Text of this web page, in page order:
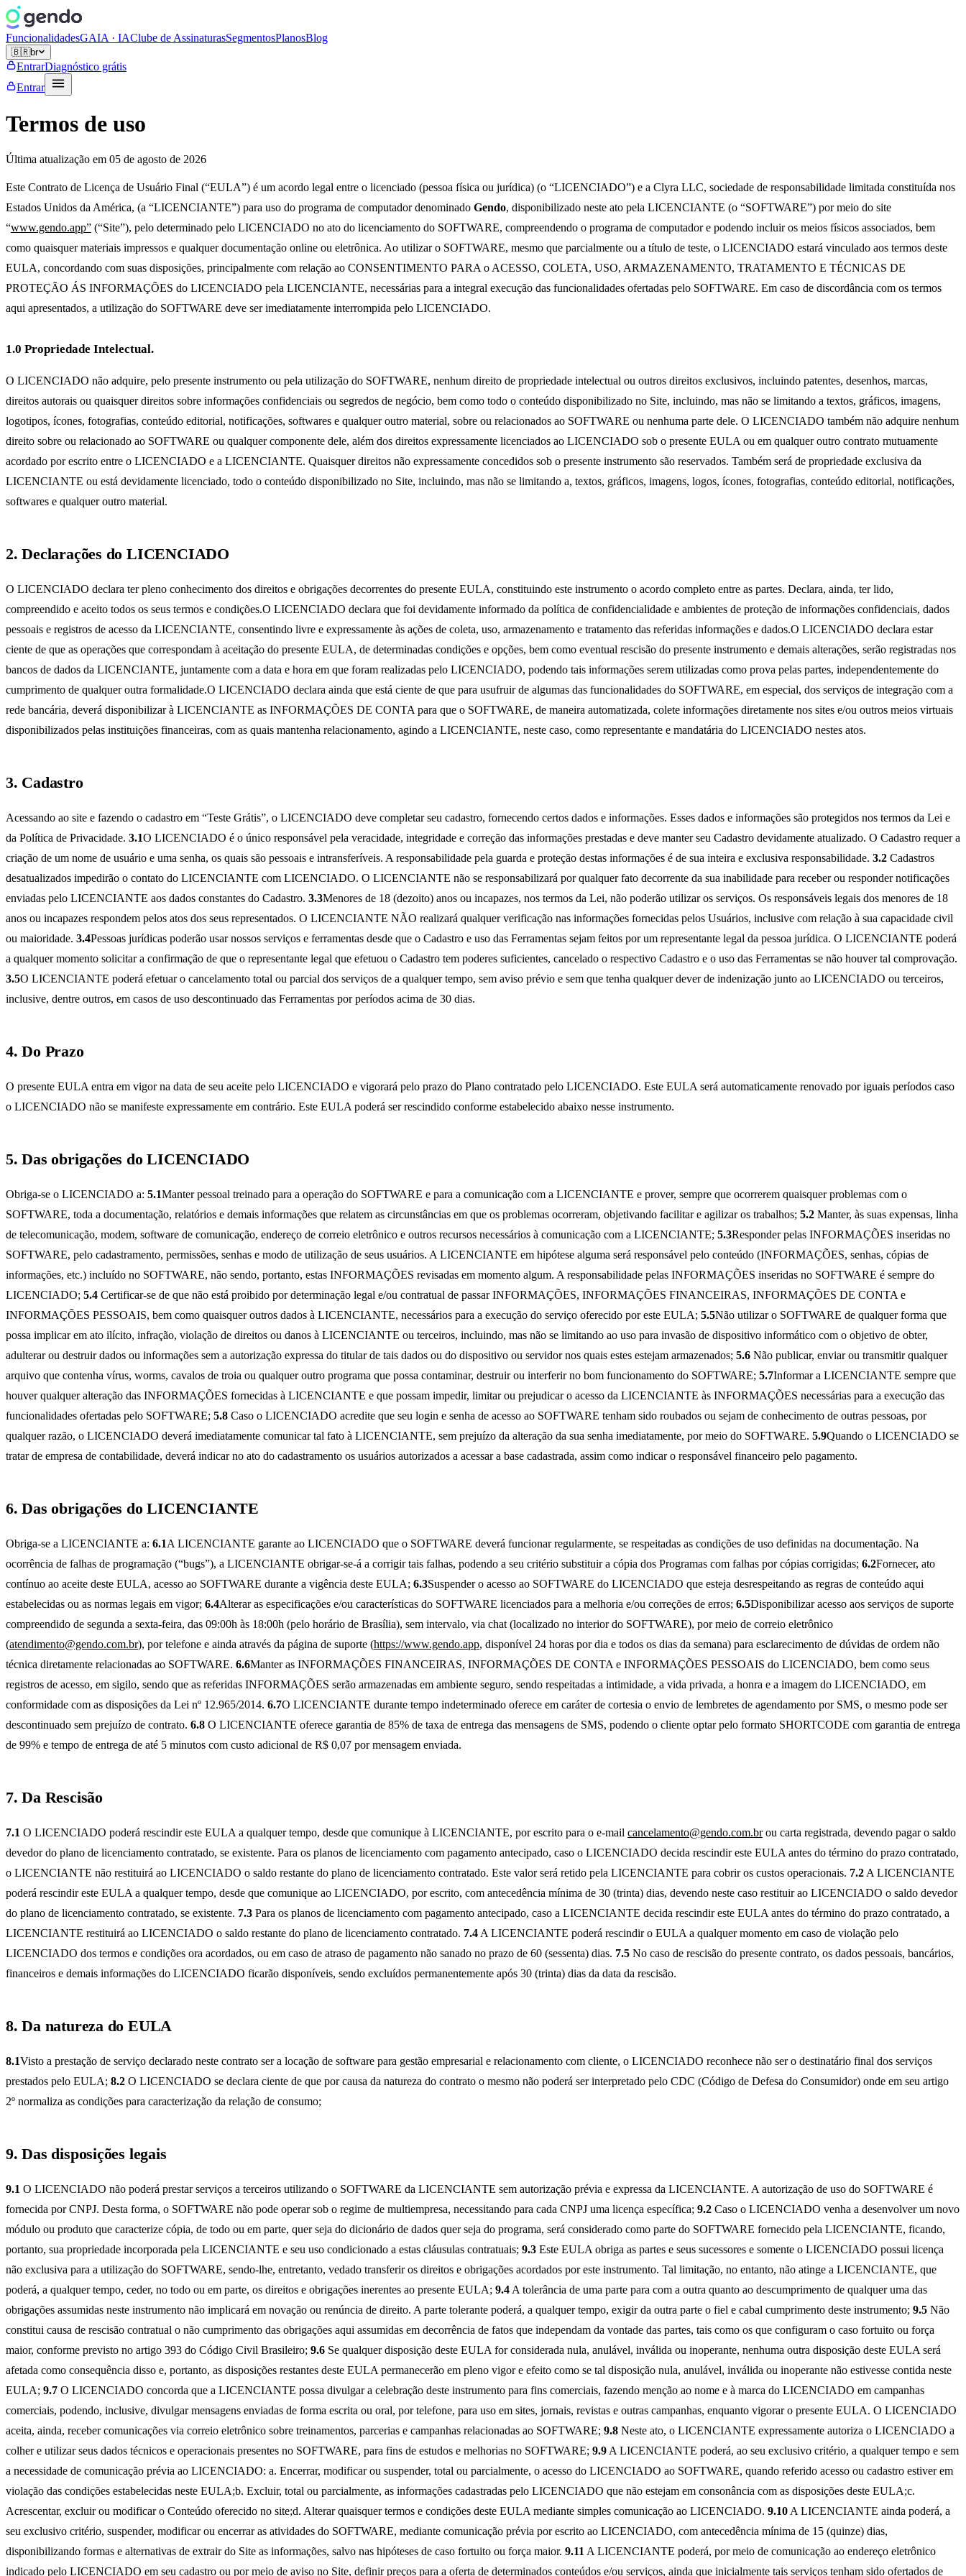
FuncionalidadesGAIA · IAClube de AssinaturasSegmentosPlanosBlog
🇧🇷br
EntrarDiagnóstico grátis
Entrar
Termos de uso
Última atualização em 05 de agosto de 2026
Este Contrato de Licença de Usuário Final (“EULA”) é um acordo legal entre o licenciado (pessoa física ou jurídica) (o “LICENCIADO”) e a Clyra LLC, sociedade de responsabilidade limitada constituída nos
Estados Unidos da América, (a “LICENCIANTE”) para uso do programa de computador denominado Gendo, disponibilizado neste ato pela LICENCIANTE (o “SOFTWARE”) por meio do site
“www.gendo.app” (“Site”), pelo determinado pelo LICENCIADO no ato do licenciamento do SOFTWARE, compreendendo o programa de computador e podendo incluir os meios físicos associados, bem
como quaisquer materiais impressos e qualquer documentação online ou eletrônica. Ao utilizar o SOFTWARE, mesmo que parcialmente ou a título de teste, o LICENCIADO estará vinculado aos termos deste
EULA, concordando com suas disposições, principalmente com relação ao CONSENTIMENTO PARA o ACESSO, COLETA, USO, ARMAZENAMENTO, TRATAMENTO E TÉCNICAS DE
PROTEÇÃO ÁS INFORMAÇÕES do LICENCIADO pela LICENCIANTE, necessárias para a integral execução das funcionalidades ofertadas pelo SOFTWARE. Em caso de discordância com os termos
aqui apresentados, a utilização do SOFTWARE deve ser imediatamente interrompida pelo LICENCIADO.
1.0 Propriedade Intelectual.
O LICENCIADO não adquire, pelo presente instrumento ou pela utilização do SOFTWARE, nenhum direito de propriedade intelectual ou outros direitos exclusivos, incluindo patentes, desenhos, marcas,
direitos autorais ou quaisquer direitos sobre informações confidenciais ou segredos de negócio, bem como todo o conteúdo disponibilizado no Site, incluindo, mas não se limitando a textos, gráficos, imagens,
logotipos, ícones, fotografias, conteúdo editorial, notificações, softwares e qualquer outro material, sobre ou relacionados ao SOFTWARE ou nenhuma parte dele. O LICENCIADO também não adquire nenhum
direito sobre ou relacionado ao SOFTWARE ou qualquer componente dele, além dos direitos expressamente licenciados ao LICENCIADO sob o presente EULA ou em qualquer outro contrato mutuamente
acordado por escrito entre o LICENCIADO e a LICENCIANTE. Quaisquer direitos não expressamente concedidos sob o presente instrumento são reservados. Também será de propriedade exclusiva da
LICENCIANTE ou está devidamente licenciado, todo o conteúdo disponibilizado no Site, incluindo, mas não se limitando a, textos, gráficos, imagens, logos, ícones, fotografias, conteúdo editorial, notificações,
softwares e qualquer outro material.
2. Declarações do LICENCIADO
O LICENCIADO declara ter pleno conhecimento dos direitos e obrigações decorrentes do presente EULA, constituindo este instrumento o acordo completo entre as partes. Declara, ainda, ter lido,
compreendido e aceito todos os seus termos e condições.O LICENCIADO declara que foi devidamente informado da política de confidencialidade e ambientes de proteção de informações confidenciais, dados
pessoais e registros de acesso da LICENCIANTE, consentindo livre e expressamente às ações de coleta, uso, armazenamento e tratamento das referidas informações e dados.O LICENCIADO declara estar
ciente de que as operações que correspondam à aceitação do presente EULA, de determinadas condições e opções, bem como eventual rescisão do presente instrumento e demais alterações, serão registradas nos
bancos de dados da LICENCIANTE, juntamente com a data e hora em que foram realizadas pelo LICENCIADO, podendo tais informações serem utilizadas como prova pelas partes, independentemente do
cumprimento de qualquer outra formalidade.O LICENCIADO declara ainda que está ciente de que para usufruir de algumas das funcionalidades do SOFTWARE, em especial, dos serviços de integração com a
rede bancária, deverá disponibilizar à LICENCIANTE as INFORMAÇÕES DE CONTA para que o SOFTWARE, de maneira automatizada, colete informações diretamente nos sites e/ou outros meios virtuais
disponibilizados pelas instituições financeiras, com as quais mantenha relacionamento, agindo a LICENCIANTE, neste caso, como representante e mandatária do LICENCIADO nestes atos.
3. Cadastro
Acessando ao site e fazendo o cadastro em “Teste Grátis”, o LICENCIADO deve completar seu cadastro, fornecendo certos dados e informações. Esses dados e informações são protegidos nos termos da Lei e
da Política de Privacidade. 3.1O LICENCIADO é o único responsável pela veracidade, integridade e correção das informações prestadas e deve manter seu Cadastro devidamente atualizado. O Cadastro requer a
criação de um nome de usuário e uma senha, os quais são pessoais e intransferíveis. A responsabilidade pela guarda e proteção destas informações é de sua inteira e exclusiva responsabilidade. 3.2 Cadastros
desatualizados impedirão o contato do LICENCIANTE com LICENCIADO. O LICENCIANTE não se responsabilizará por qualquer fato decorrente da sua inabilidade para receber ou responder notificações
enviadas pelo LICENCIANTE aos dados constantes do Cadastro. 3.3Menores de 18 (dezoito) anos ou incapazes, nos termos da Lei, não poderão utilizar os serviços. Os responsáveis legais dos menores de 18
anos ou incapazes respondem pelos atos dos seus representados. O LICENCIANTE NÃO realizará qualquer verificação nas informações fornecidas pelos Usuários, inclusive com relação à sua capacidade civil
ou maioridade. 3.4Pessoas jurídicas poderão usar nossos serviços e ferramentas desde que o Cadastro e uso das Ferramentas sejam feitos por um representante legal da pessoa jurídica. O LICENCIANTE poderá
a qualquer momento solicitar a confirmação de que o representante legal que efetuou o Cadastro tem poderes suficientes, cancelado o respectivo Cadastro e o uso das Ferramentas se não houver tal comprovação.
3.5O LICENCIANTE poderá efetuar o cancelamento total ou parcial dos serviços de a qualquer tempo, sem aviso prévio e sem que tenha qualquer dever de indenização junto ao LICENCIADO ou terceiros,
inclusive, dentre outros, em casos de uso descontinuado das Ferramentas por períodos acima de 30 dias.
4. Do Prazo
O presente EULA entra em vigor na data de seu aceite pelo LICENCIADO e vigorará pelo prazo do Plano contratado pelo LICENCIADO. Este EULA será automaticamente renovado por iguais períodos caso
o LICENCIADO não se manifeste expressamente em contrário. Este EULA poderá ser rescindido conforme estabelecido abaixo nesse instrumento.
5. Das obrigações do LICENCIADO
Obriga-se o LICENCIADO a: 5.1Manter pessoal treinado para a operação do SOFTWARE e para a comunicação com a LICENCIANTE e prover, sempre que ocorrerem quaisquer problemas com o
SOFTWARE, toda a documentação, relatórios e demais informações que relatem as circunstâncias em que os problemas ocorreram, objetivando facilitar e agilizar os trabalhos; 5.2 Manter, às suas expensas, linha
de telecomunicação, modem, software de comunicação, endereço de correio eletrônico e outros recursos necessários à comunicação com a LICENCIANTE; 5.3Responder pelas INFORMAÇÕES inseridas no
SOFTWARE, pelo cadastramento, permissões, senhas e modo de utilização de seus usuários. A LICENCIANTE em hipótese alguma será responsável pelo conteúdo (INFORMAÇÕES, senhas, cópias de
informações, etc.) incluído no SOFTWARE, não sendo, portanto, estas INFORMAÇÕES revisadas em momento algum. A responsabilidade pelas INFORMAÇÕES inseridas no SOFTWARE é sempre do
LICENCIADO; 5.4 Certificar-se de que não está proibido por determinação legal e/ou contratual de passar INFORMAÇÕES, INFORMAÇÕES FINANCEIRAS, INFORMAÇÕES DE CONTA e
INFORMAÇÕES PESSOAIS, bem como quaisquer outros dados à LICENCIANTE, necessários para a execução do serviço oferecido por este EULA; 5.5Não utilizar o SOFTWARE de qualquer forma que
possa implicar em ato ilícito, infração, violação de direitos ou danos à LICENCIANTE ou terceiros, incluindo, mas não se limitando ao uso para invasão de dispositivo informático com o objetivo de obter,
adulterar ou destruir dados ou informações sem a autorização expressa do titular de tais dados ou do dispositivo ou servidor nos quais estes estejam armazenados; 5.6 Não publicar, enviar ou transmitir qualquer
arquivo que contenha vírus, worms, cavalos de troia ou qualquer outro programa que possa contaminar, destruir ou interferir no bom funcionamento do SOFTWARE; 5.7Informar a LICENCIANTE sempre que
houver qualquer alteração das INFORMAÇÕES fornecidas à LICENCIANTE e que possam impedir, limitar ou prejudicar o acesso da LICENCIANTE às INFORMAÇÕES necessárias para a execução das
funcionalidades ofertadas pelo SOFTWARE; 5.8 Caso o LICENCIADO acredite que seu login e senha de acesso ao SOFTWARE tenham sido roubados ou sejam de conhecimento de outras pessoas, por
qualquer razão, o LICENCIADO deverá imediatamente comunicar tal fato à LICENCIANTE, sem prejuízo da alteração da sua senha imediatamente, por meio do SOFTWARE. 5.9Quando o LICENCIADO se
tratar de empresa de contabilidade, deverá indicar no ato do cadastramento os usuários autorizados a acessar a base cadastrada, assim como indicar o responsável financeiro pelo pagamento.
6. Das obrigações do LICENCIANTE
Obriga-se a LICENCIANTE a: 6.1A LICENCIANTE garante ao LICENCIADO que o SOFTWARE deverá funcionar regularmente, se respeitadas as condições de uso definidas na documentação. Na
ocorrência de falhas de programação (“bugs”), a LICENCIANTE obrigar-se-á a corrigir tais falhas, podendo a seu critério substituir a cópia dos Programas com falhas por cópias corrigidas; 6.2Fornecer, ato
contínuo ao aceite deste EULA, acesso ao SOFTWARE durante a vigência deste EULA; 6.3Suspender o acesso ao SOFTWARE do LICENCIADO que esteja desrespeitando as regras de conteúdo aqui
estabelecidas ou as normas legais em vigor; 6.4Alterar as especificações e/ou características do SOFTWARE licenciados para a melhoria e/ou correções de erros; 6.5Disponibilizar acesso aos serviços de suporte
compreendido de segunda a sexta-feira, das 09:00h às 18:00h (pelo horário de Brasília), sem intervalo, via chat (localizado no interior do SOFTWARE), por meio de correio eletrônico
(atendimento@gendo.com.br), por telefone e ainda através da página de suporte (https://www.gendo.app, disponível 24 horas por dia e todos os dias da semana) para esclarecimento de dúvidas de ordem não
técnica diretamente relacionadas ao SOFTWARE. 6.6Manter as INFORMAÇÕES FINANCEIRAS, INFORMAÇÕES DE CONTA e INFORMAÇÕES PESSOAIS do LICENCIADO, bem como seus
registros de acesso, em sigilo, sendo que as referidas INFORMAÇÕES serão armazenadas em ambiente seguro, sendo respeitadas a intimidade, a vida privada, a honra e a imagem do LICENCIADO, em
conformidade com as disposições da Lei nº 12.965/2014. 6.7O LICENCIANTE durante tempo indeterminado oferece em caráter de cortesia o envio de lembretes de agendamento por SMS, o mesmo pode ser
descontinuado sem prejuízo de contrato. 6.8 O LICENCIANTE oferece garantia de 85% de taxa de entrega das mensagens de SMS, podendo o cliente optar pelo formato SHORTCODE com garantia de entrega
de 99% e tempo de entrega de até 5 minutos com custo adicional de R$ 0,07 por mensagem enviada.
7. Da Rescisão
7.1 O LICENCIADO poderá rescindir este EULA a qualquer tempo, desde que comunique à LICENCIANTE, por escrito para o e-mail cancelamento@gendo.com.brou carta registrada, devendo pagar o saldo
devedor do plano de licenciamento contratado, se existente. Para os planos de licenciamento com pagamento antecipado, caso o LICENCIADO decida rescindir este EULA antes do término do prazo contratado,
o LICENCIANTE não restituirá ao LICENCIADO o saldo restante do plano de licenciamento contratado. Este valor será retido pela LICENCIANTE para cobrir os custos operacionais. 7.2 A LICENCIANTE
poderá rescindir este EULA a qualquer tempo, desde que comunique ao LICENCIADO, por escrito, com antecedência mínima de 30 (trinta) dias, devendo neste caso restituir ao LICENCIADO o saldo devedor
do plano de licenciamento contratado, se existente. 7.3 Para os planos de licenciamento com pagamento antecipado, caso a LICENCIANTE decida rescindir este EULA antes do término do prazo contratado, a
LICENCIANTE restituirá ao LICENCIADO o saldo restante do plano de licenciamento contratado. 7.4 A LICENCIANTE poderá rescindir o EULA a qualquer momento em caso de violação pelo
LICENCIADO dos termos e condições ora acordados, ou em caso de atraso de pagamento não sanado no prazo de 60 (sessenta) dias. 7.5 No caso de rescisão do presente contrato, os dados pessoais, bancários,
financeiros e demais informações do LICENCIADO ficarão disponíveis, sendo excluídos permanentemente após 30 (trinta) dias da data da rescisão.
8. Da natureza do EULA
8.1Visto a prestação de serviço declarado neste contrato ser a locação de software para gestão empresarial e relacionamento com cliente, o LICENCIADO reconhece não ser o destinatário final dos serviços
prestados pelo EULA; 8.2 O LICENCIADO se declara ciente de que por causa da natureza do contrato o mesmo não poderá ser interpretado pelo CDC (Código de Defesa do Consumidor) onde em seu artigo
2º normaliza as condições para caracterização da relação de consumo;
9. Das disposições legais
9.1 O LICENCIADO não poderá prestar serviços a terceiros utilizando o SOFTWARE da LICENCIANTE sem autorização prévia e expressa da LICENCIANTE. A autorização de uso do SOFTWARE é
fornecida por CNPJ. Desta forma, o SOFTWARE não pode operar sob o regime de multiempresa, necessitando para cada CNPJ uma licença específica; 9.2 Caso o LICENCIADO venha a desenvolver um novo
módulo ou produto que caracterize cópia, de todo ou em parte, quer seja do dicionário de dados quer seja do programa, será considerado como parte do SOFTWARE fornecido pela LICENCIANTE, ficando,
portanto, sua propriedade incorporada pela LICENCIANTE e seu uso condicionado a estas cláusulas contratuais; 9.3 Este EULA obriga as partes e seus sucessores e somente o LICENCIADO possui licença
não exclusiva para a utilização do SOFTWARE, sendo-lhe, entretanto, vedado transferir os direitos e obrigações acordados por este instrumento. Tal limitação, no entanto, não atinge a LICENCIANTE, que
poderá, a qualquer tempo, ceder, no todo ou em parte, os direitos e obrigações inerentes ao presente EULA; 9.4 A tolerância de uma parte para com a outra quanto ao descumprimento de qualquer uma das
obrigações assumidas neste instrumento não implicará em novação ou renúncia de direito. A parte tolerante poderá, a qualquer tempo, exigir da outra parte o fiel e cabal cumprimento deste instrumento; 9.5 Não
constitui causa de rescisão contratual o não cumprimento das obrigações aqui assumidas em decorrência de fatos que independam da vontade das partes, tais como os que configuram o caso fortuito ou força
maior, conforme previsto no artigo 393 do Código Civil Brasileiro; 9.6 Se qualquer disposição deste EULA for considerada nula, anulável, inválida ou inoperante, nenhuma outra disposição deste EULA será
afetada como consequência disso e, portanto, as disposições restantes deste EULA permanecerão em pleno vigor e efeito como se tal disposição nula, anulável, inválida ou inoperante não estivesse contida neste
EULA; 9.7 O LICENCIADO concorda que a LICENCIANTE possa divulgar a celebração deste instrumento para fins comerciais, fazendo menção ao nome e à marca do LICENCIADO em campanhas
comerciais, podendo, inclusive, divulgar mensagens enviadas de forma escrita ou oral, por telefone, para uso em sites, jornais, revistas e outras campanhas, enquanto vigorar o presente EULA. O LICENCIADO
aceita, ainda, receber comunicações via correio eletrônico sobre treinamentos, parcerias e campanhas relacionadas ao SOFTWARE; 9.8 Neste ato, o LICENCIANTE expressamente autoriza o LICENCIADO a
colher e utilizar seus dados técnicos e operacionais presentes no SOFTWARE, para fins de estudos e melhorias no SOFTWARE; 9.9 A LICENCIANTE poderá, ao seu exclusivo critério, a qualquer tempo e sem
a necessidade de comunicação prévia ao LICENCIADO: a. Encerrar, modificar ou suspender, total ou parcialmente, o acesso do LICENCIADO ao SOFTWARE, quando referido acesso ou cadastro estiver em
violação das condições estabelecidas neste EULA;b. Excluir, total ou parcialmente, as informações cadastradas pelo LICENCIADO que não estejam em consonância com as disposições deste EULA;c.
Acrescentar, excluir ou modificar o Conteúdo oferecido no site;d. Alterar quaisquer termos e condições deste EULA mediante simples comunicação ao LICENCIADO. 9.10 A LICENCIANTE ainda poderá, a
seu exclusivo critério, suspender, modificar ou encerrar as atividades do SOFTWARE, mediante comunicação prévia por escrito ao LICENCIADO, com antecedência mínima de 15 (quinze) dias,
disponibilizando formas e alternativas de extrair do Site as informações, salvo nas hipóteses de caso fortuito ou força maior. 9.11 A LICENCIANTE poderá, por meio de comunicação ao endereço eletrônico
indicado pelo LICENCIADO em seu cadastro ou por meio de aviso no Site, definir preços para a oferta de determinados conteúdos e/ou serviços, ainda que inicialmente tais serviços tenham sido ofertados de